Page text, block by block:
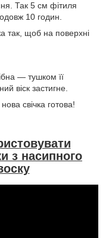
Так 5 см фітиля
10 годин.
так, щоб на поверхні
— тушком її
віск застигне.
свічка готова!
з насипного